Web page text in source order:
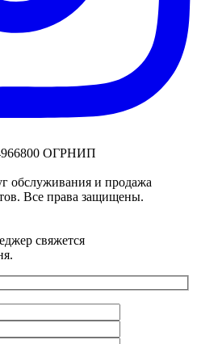
ОГРНИП
обслуживания и продажа
Все права защищены.
свяжется